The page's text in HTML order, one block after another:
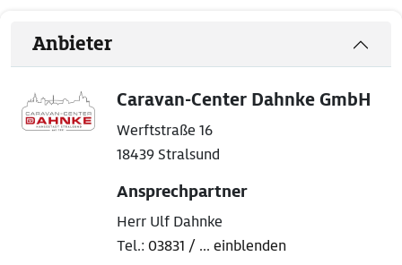
Anbieter
Caravan-Center Dahnke GmbH
Werftstraße 16
18439 Stralsund
Ansprechpartner
Herr Ulf Dahnke
Tel.: 03831 / ... einblenden